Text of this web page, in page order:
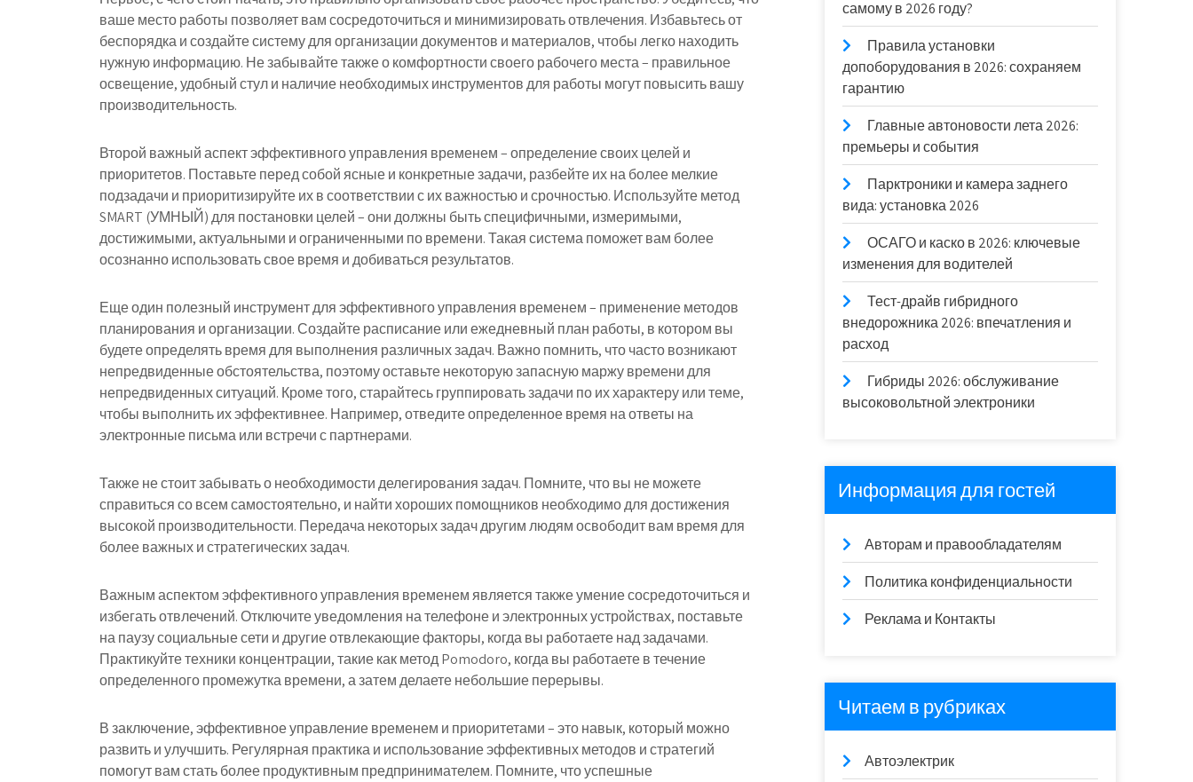
ваше место работы позволяет вам сосредоточиться и минимизировать отвлечения. Избавьтесь от
беспорядка и создайте систему для организации документов и материалов, чтобы легко находить
нужную информацию. Не забывайте также о комфортности своего рабочего места – правильное
освещение, удобный стул и наличие необходимых инструментов для работы могут повысить вашу
производительность.
Второй важный аспект эффективного управления временем – определение своих целей и
приоритетов. Поставьте перед собой ясные и конкретные задачи, разбейте их на более мелкие
подзадачи и приоритизируйте их в соответствии с их важностью и срочностью. Используйте метод
SMART (УМНЫЙ) для постановки целей – они должны быть специфичными, измеримыми,
достижимыми, актуальными и ограниченными по времени. Такая система поможет вам более
осознанно использовать свое время и добиваться результатов.
Еще один полезный инструмент для эффективного управления временем – применение методов
планирования и организации. Создайте расписание или ежедневный план работы, в котором вы
будете определять время для выполнения различных задач. Важно помнить, что часто возникают
непредвиденные обстоятельства, поэтому оставьте некоторую запасную маржу времени для
непредвиденных ситуаций. Кроме того, старайтесь группировать задачи по их характеру или теме,
чтобы выполнить их эффективнее. Например, отведите определенное время на ответы на
электронные письма или встречи с партнерами.
Также не стоит забывать о необходимости делегирования задач. Помните, что вы не можете
справиться со всем самостоятельно, и найти хороших помощников необходимо для достижения
высокой производительности. Передача некоторых задач другим людям освободит вам время для
более важных и стратегических задач.
Важным аспектом эффективного управления временем является также умение сосредоточиться и
избегать отвлечений. Отключите уведомления на телефоне и электронных устройствах, поставьте
на паузу социальные сети и другие отвлекающие факторы, когда вы работаете над задачами.
Практикуйте техники концентрации, такие как метод Pomodoro, когда вы работаете в течение
определенного промежутка времени, а затем делаете небольшие перерывы.
В заключение, эффективное управление временем и приоритетами – это навык, который можно
развить и улучшить. Регулярная практика и использование эффективных методов и стратегий
помогут вам стать более продуктивным предпринимателем. Помните, что успешные
самому в 2026 году?
Правила установки
допоборудования в 2026: сохраняем
гарантию
Главные автоновости лета 2026:
премьеры и события
Парктроники и камера заднего
вида: установка 2026
ОСАГО и каско в 2026: ключевые
изменения для водителей
Тест-драйв гибридного
внедорожника 2026: впечатления и
расход
Гибриды 2026: обслуживание
высоковольтной электроники
Информация для гостей
Авторам и правообладателям
Политика конфиденциальности
Реклама и Контакты
Читаем в рубриках
Автоэлектрик